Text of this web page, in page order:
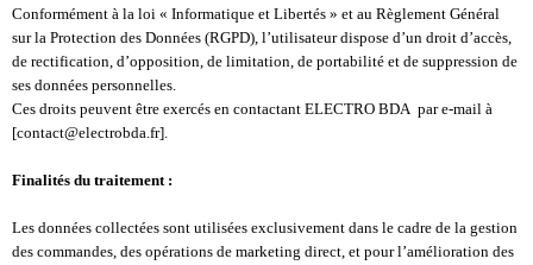
Conformément à la loi « Informatique et Libertés » et au Règlement Général
sur la Protection des Données (RGPD), l’utilisateur dispose d’un droit d’accès,
de rectification, d’opposition, de limitation, de portabilité et de suppression de
ses données personnelles.
Ces droits peuvent être exercés en contactant ELECTRO BDA par e-mail à
[contact@electrobda.fr].
Finalités du traitement :
Les données collectées sont utilisées exclusivement dans le cadre de la gestion
des commandes, des opérations de marketing direct, et pour l’amélioration des